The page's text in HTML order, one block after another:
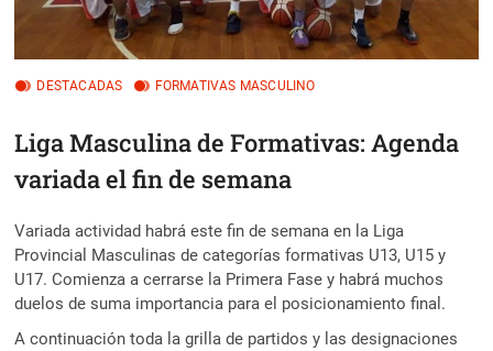
DESTACADAS FORMATIVAS MASCULINO
Liga Masculina de Formativas: Agenda
variada el fin de semana
Variada actividad habrá este fin de semana en la Liga
Provincial Masculinas de categorías formativas U13, U15 y
U17. Comienza a cerrarse la Primera Fase y habrá muchos
duelos de suma importancia para el posicionamiento final.
A continuación toda la grilla de partidos y las designaciones